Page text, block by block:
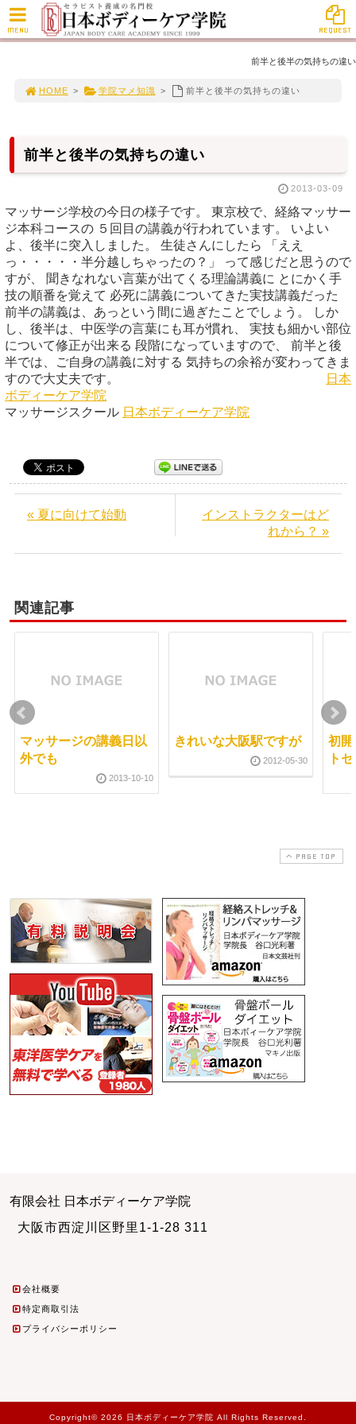
前半と後半の気持ちの違い
HOME > 学院マメ知識 > 前半と後半の気持ちの違い
前半と後半の気持ちの違い
2013-03-09
マッサージ学校の今日の様子です。 東京校で、経絡マッサー
ジ本科コースの ５回目の講義が行われています。 いよい
よ、後半に突入しました。 生徒さんにしたら 「ええ
っ・・・・・半分越しちゃったの？」 って感じだと思うので
すが、 聞きなれない言葉が出てくる理論講義に とにかく手
技の順番を覚えて 必死に講義についてきた実技講義だった
前半の講義は、あっという間に過ぎたことでしょう。 しか
し、後半は、中医学の言葉にも耳が慣れ、 実技も細かい部位
について修正が出来る 段階になっていますので、 前半と後
半では、ご自身の講義に対する 気持ちの余裕が変わってきま
すので大丈夫です。
日本
ボディーケア学院
マッサージスクール 日本ボディーケア学院
« 夏に向けて始動
インストラクターはど
れから？ »
関連記事
マッサージの講義日以
外でも
2013-10-10
きれいな大阪駅ですが
2012-05-30
初
ト
PAGE TOP
有限会社 日本ボディーケア学院
大阪市西淀川区野里1-1-28 311
会社概要
特定商取引法
プライバシーポリシー
Copyright© 2026 日本ボディーケア学院 All Rights Reserved.
MENU REQUEST